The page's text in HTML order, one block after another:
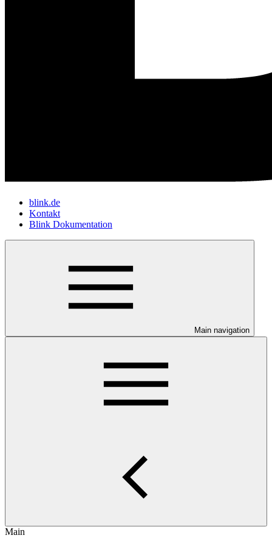
blink.de
Kontakt
Blink Dokumentation
Main navigation
Main